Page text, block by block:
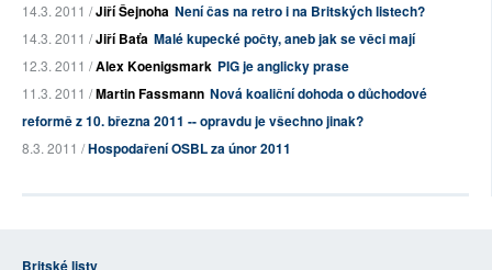
14.3. 2011 /Jiří Šejnoha Není čas na retro i na Britských listech?
14.3. 2011 /Jiří Baťa Malé kupecké počty, aneb jak se věci mají
12.3. 2011 /Alex Koenigsmark PIG je anglicky prase
11.3. 2011 /Martin Fassmann Nová koaliční dohoda o důchodové
reformě z 10. března 2011 -- opravdu je všechno jinak?
8.3. 2011 /Hospodaření OSBL za únor 2011
Britské listy